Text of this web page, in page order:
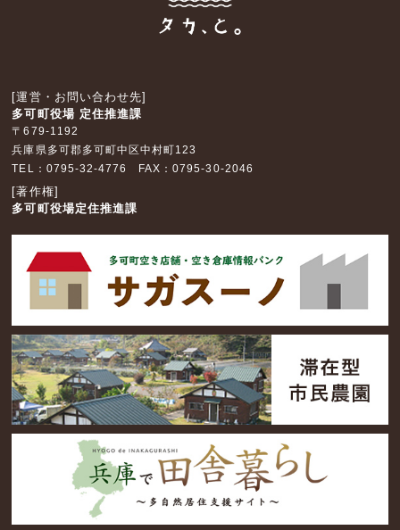
[運営・お問い合わせ先]
多可町役場 定住推進課
〒679-1192
兵庫県多可郡多可町中区中村町123
TEL：0795-32-4776 FAX：0795-30-2046
[著作権]
多可町役場定住推進課